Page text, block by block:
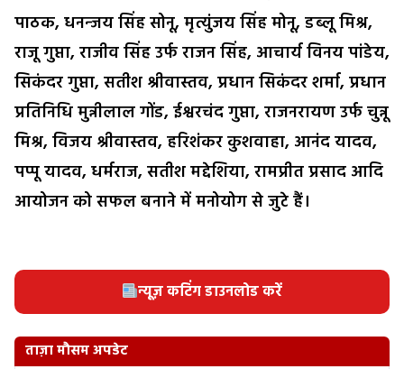
पाठक, धनन्जय सिंह सोनू, मृत्युंजय सिंह मोनू, डब्लू मिश्र,
राजू गुप्ता, राजीव सिंह उर्फ राजन सिंह, आचार्य विनय पांडेय,
सिकंदर गुप्ता, सतीश श्रीवास्तव, प्रधान सिकंदर शर्मा, प्रधान
प्रतिनिधि मुन्नीलाल गोंड, ईश्वरचंद गुप्ता, राजनरायण उर्फ चुन्नू
मिश्र, विजय श्रीवास्तव, हरिशंकर कुशवाहा, आनंद यादव,
पप्पू यादव, धर्मराज, सतीश मद्देशिया, रामप्रीत प्रसाद आदि
आयोजन को सफल बनाने में मनोयोग से जुटे हैं।
न्यूज़ कटिंग डाउनलोड करें
ताज़ा मौसम अपडेट